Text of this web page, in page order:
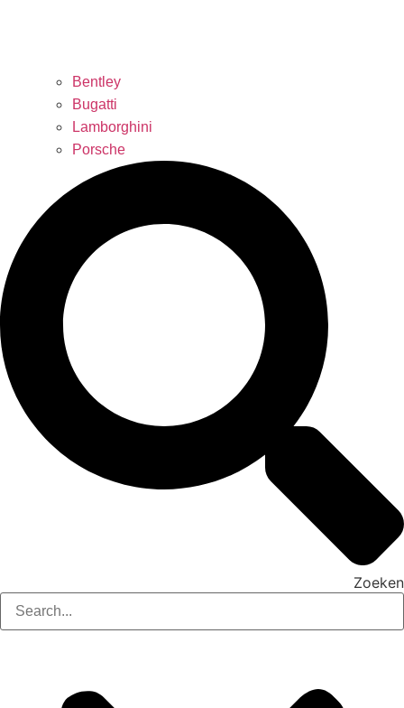
Bentley
Bugatti
Lamborghini
Porsche
Zoeken